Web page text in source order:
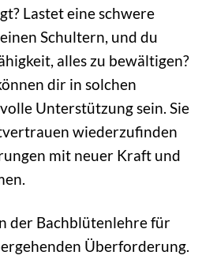
Lastet eine schwere
Schultern, und du
alles zu bewältigen?
dir in solchen
Unterstützung sein. Sie
wiederzufinden
mit neuer Kraft und
der Bachblütenlehre für
Überforderung.